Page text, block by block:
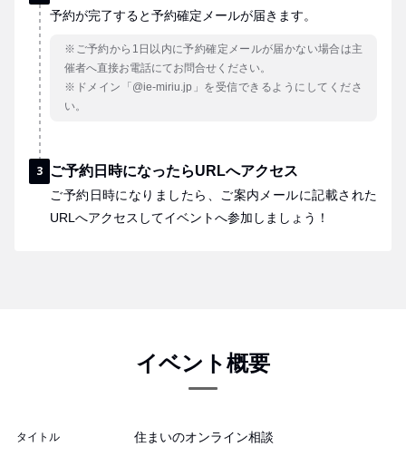
予約が完了すると予約確定メールが届きます。
※ご予約から1日以内に予約確定メールが届かない場合は主
催者へ直接お電話にてお問合せください。
※ドメイン「@ie-miriu.jp」を受信できるようにしてくださ
い。
3 ご予約日時になったらURLへアクセス
ご予約日時になりましたら、ご案内メールに記載された
URLへアクセスしてイベントへ参加しましょう！
イベント概要
タイトル 住まいのオンライン相談